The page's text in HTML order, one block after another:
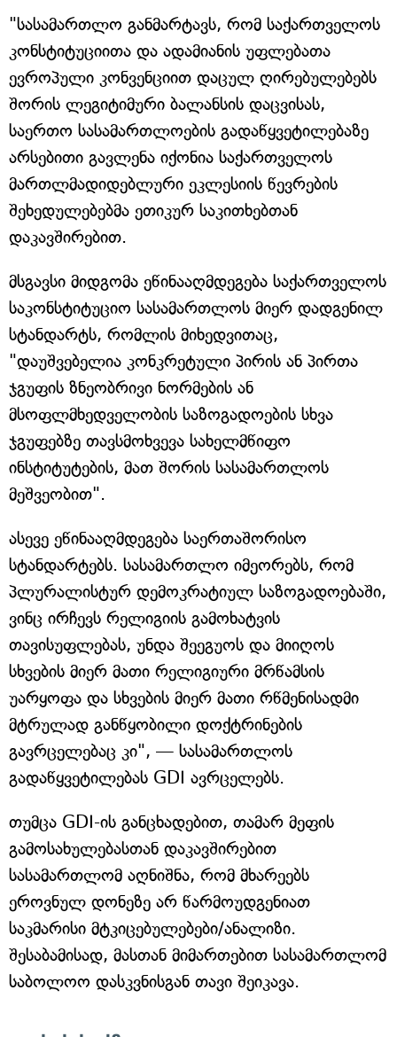
"სასამართლო განმარტავს, რომ საქართველოს
კონსტიტუციითა და ადამიანის უფლებათა
ევროპული კონვენციით დაცულ ღირებულებებს
შორის ლეგიტიმური ბალანსის დაცვისას,
საერთო სასამართლოების გადაწყვეტილებაზე
არსებითი გავლენა იქონია საქართველოს
მართლმადიდებლური ეკლესიის წევრების
შეხედულებებმა ეთიკურ საკითხებთან
დაკავშირებით.
მსგავსი მიდგომა ეწინააღმდეგება საქართველოს
საკონსტიტუციო სასამართლოს მიერ დადგენილ
სტანდარტს, რომლის მიხედვითაც,
"დაუშვებელია კონკრეტული პირის ან პირთა
ჯგუფის ზნეობრივი ნორმების ან
მსოფლმხედველობის საზოგადოების სხვა
ჯგუფებზე თავსმოხვევა სახელმწიფო
ინსტიტუტების, მათ შორის სასამართლოს
მეშვეობით".
ასევე ეწინააღმდეგება საერთაშორისო
სტანდარტებს. სასამართლო იმეორებს, რომ
პლურალისტურ დემოკრატიულ საზოგადოებაში,
ვინც ირჩევს რელიგიის გამოხატვის
თავისუფლებას, უნდა შეეგუოს და მიიღოს
სხვების მიერ მათი რელიგიური მრწამსის
უარყოფა და სხვების მიერ მათი რწმენისადმი
მტრულად განწყობილი დოქტრინების
გავრცელებაც კი", — სასამართლოს
გადაწყვეტილებას GDI ავრცელებს.
თუმცა GDI-ის განცხადებით, თამარ მეფის
გამოსახულებასთან დაკავშირებით
სასამართლომ აღნიშნა, რომ მხარეებს
ეროვნულ დონეზე არ წარმოუდგენიათ
საკმარისი მტკიცებულებები/ანალიზი.
შესაბამისად, მასთან მიმართებით სასამართლომ
საბოლოო დასკვნისგან თავი შეიკავა.